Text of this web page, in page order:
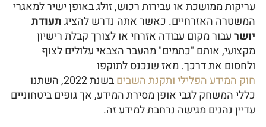
עריקות ממושכת או עבירות רכוש, זולג באופן ישיר למאגרי
המשטרה האזרחיים. כאשר אתה נדרש להציגתעודת
יושרעבור מקום עבודה אזרחי או לצורך קבלת רישיון
מקצועי, אותם "כתמים" מהעבר הצבאי עלולים לצוף
ולחסום את דרכך. מאז שנכנס לתוקפו
חוק המידע הפלילי ותקנת השבים
בשנת 2022, השתנו
כללי המשחק לגבי אופן מסירת המידע, אך גופים ביטחוניים
עדיין נהנים מגישה נרחבת למידע זה.